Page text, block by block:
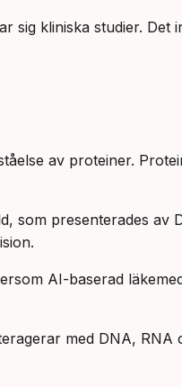
kliniska studier.
av proteiner.
som presenterades
AI-baserad
med DNA,